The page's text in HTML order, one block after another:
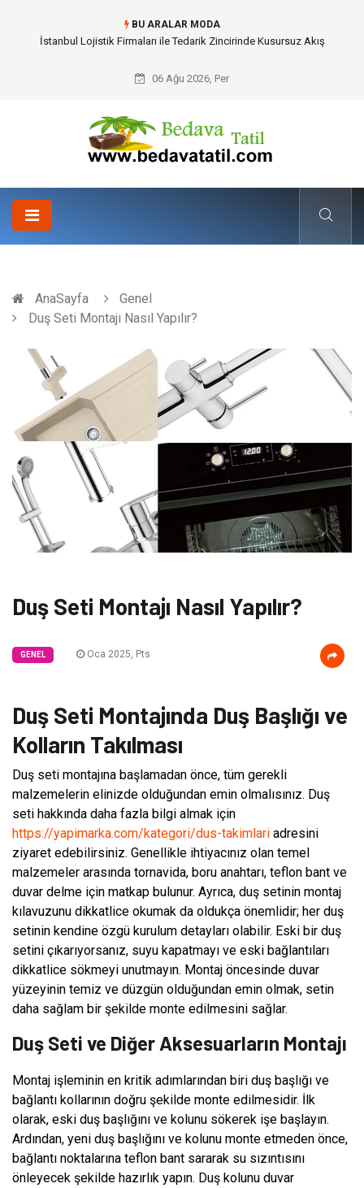
BU ARALAR MODA
İstanbul Lojistik Firmaları ile Tedarik Zincirinde Kusursuz Akış
06 Ağu 2026, Per
AnaSayfa
Genel
Duş Seti Montajı Nasıl Yapılır?
Duş Seti Montajı Nasıl Yapılır?
GENEL Oca 2025, Pts
Duş Seti Montajında Duş Başlığı ve
Kolların Takılması
Duş seti montajına başlamadan önce, tüm gerekli
malzemelerin elinizde olduğundan emin olmalısınız. Duş
seti hakkında daha fazla bilgi almak için
https://yapimarka.com/kategori/dus-takimlari adresini
ziyaret edebilirsiniz. Genellikle ihtiyacınız olan temel
malzemeler arasında tornavida, boru anahtarı, teflon bant ve
duvar delme için matkap bulunur. Ayrıca, duş setinin montaj
kılavuzunu dikkatlice okumak da oldukça önemlidir; her duş
setinin kendine özgü kurulum detayları olabilir. Eski bir duş
setini çıkarıyorsanız, suyu kapatmayı ve eski bağlantıları
dikkatlice sökmeyi unutmayın. Montaj öncesinde duvar
yüzeyinin temiz ve düzgün olduğundan emin olmak, setin
daha sağlam bir şekilde monte edilmesini sağlar.
Duş Seti ve Diğer Aksesuarların Montajı
Montaj işleminin en kritik adımlarından biri duş başlığı ve
bağlantı kollarının doğru şekilde monte edilmesidir. İlk
olarak, eski duş başlığını ve kolunu sökerek işe başlayın.
Ardından, yeni duş başlığını ve kolunu monte etmeden önce,
bağlantı noktalarına teflon bant sararak su sızıntısını
önleyecek şekilde hazırlık yapın. Duş kolunu duvar